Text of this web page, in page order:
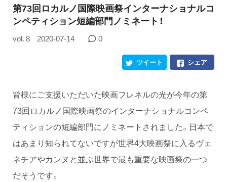
第73回ロカルノ国際映画祭インターナショナルコ
ンペティション短編部門ノミネート！
vol. 8 2020-07-14 0
シェア
ツイート
皆様にご支援いただいた映画フレネルの光が今年の第
73回ロカルノ国際映画祭のインターナショナルコンペ
ティションの短編部門にノミネートされました。日本で
はあまり知られてないですが世界4大映画祭に入るヴェ
ネチアやカンヌと並ぶ世界で最も重要な映画祭の一つ
だそうです。